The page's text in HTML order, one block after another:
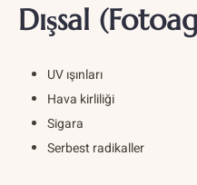
Dışsal
UV ışınları
Hava kirliliği
Sigara
Serbest radikaller